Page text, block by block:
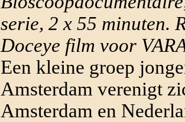
serie, 2 x 55 minuten.
Doceye film voor
Een kleine groep
Amsterdam verenigt
Amsterdam en